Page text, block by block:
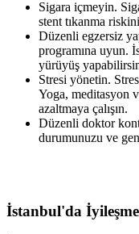
Sigara içmeyin.
stent tıkanma riskini
Düzenli egzersiz
programına uyun.
yürüyüş
Stresi yönetin.
Yoga, meditasyon
azaltmaya çalışın.
Düzenli doktor
durumunuzu ve
İstanbul'da